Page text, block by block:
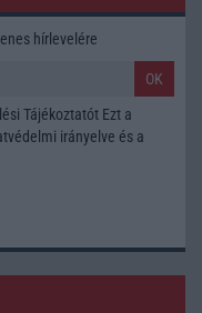
hírlevelére
OK
Tájékoztatót Ezt a
irányelve és a